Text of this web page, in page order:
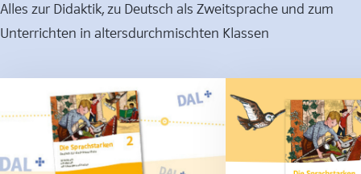
Alles zur Didaktik, zu Deutsch als Zweitsprache und zum
Unterrichten in altersdurchmischten Klassen